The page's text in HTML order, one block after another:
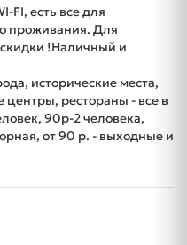
FI, есть все для
проживания. Для
!Наличный и
исторические места,
центры, рестораны - все в
90р-2 человека,
от 90 р. - выходные и